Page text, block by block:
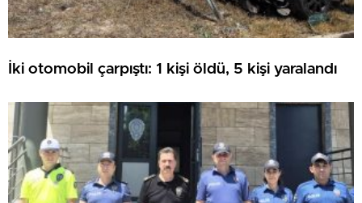
İki otomobil çarpıştı: 1 kişi öldü, 5 kişi yaralandı